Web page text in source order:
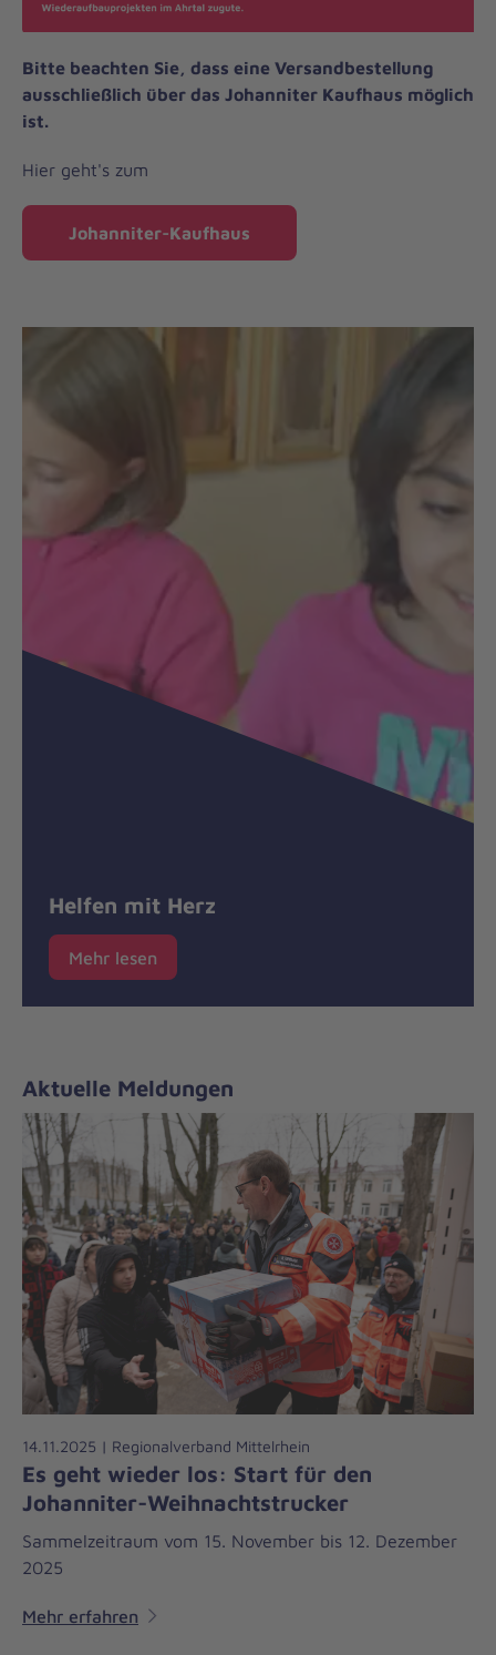
Bitte beachten Sie, dass eine Versandbestellung
ausschließlich über das Johanniter Kaufhaus möglich
ist.
Hier geht's zum
Johanniter-Kaufhaus
Helfen mit Herz
Mehr lesen
Aktuelle Meldungen
14.11.2025 | Regionalverband Mittelrhein
Es geht wieder los: Start für den
Johanniter-Weihnachtstrucker
Sammelzeitraum vom 15. November bis 12. Dezember
2025
Mehr erfahren